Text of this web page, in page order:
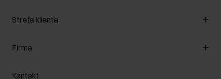
Zarządzaj cookies
Formy płatności
Jak dokonać zwrotu?
Strefa klienta
Klub Klienta
Firma
O nas
Kontakt